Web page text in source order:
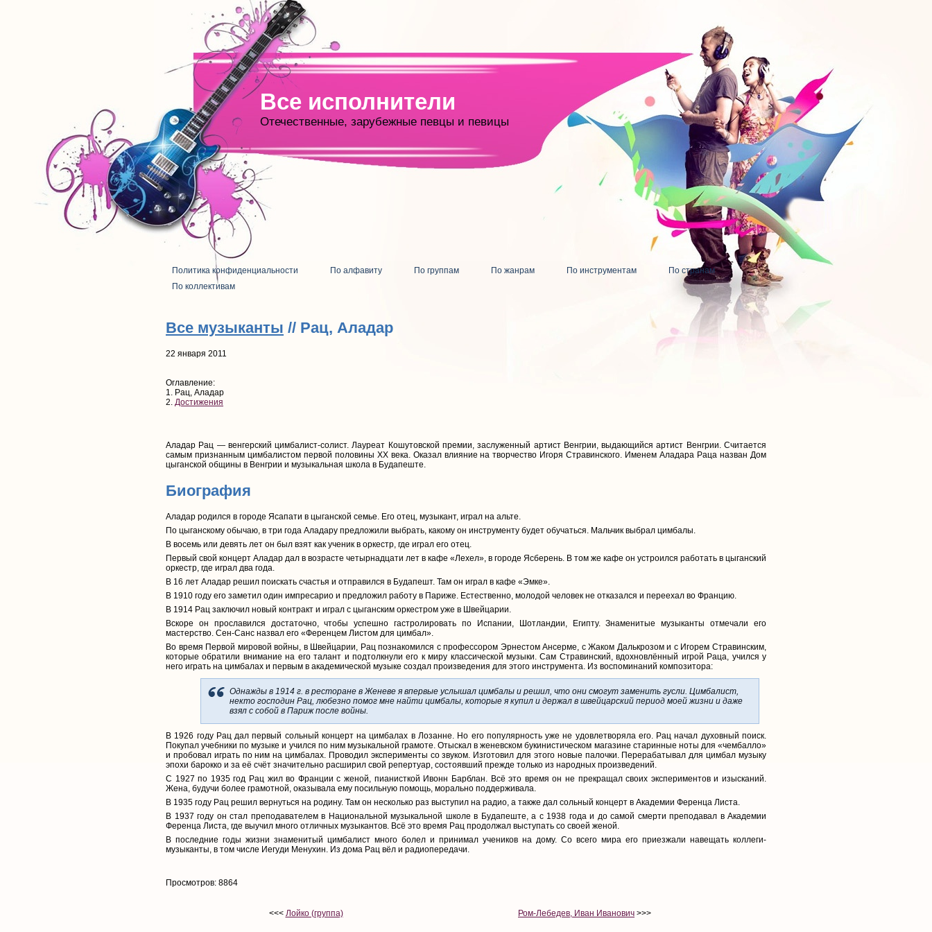
Все исполнители
Отечественные, зарубежные певцы и певицы
Политика конфиденциальности По алфавиту По группам По жанрам По инструментам
По странам
По коллективам
Все музыканты // Рац, Аладар
22 января 2011
Оглавление:
1. Рац, Аладар
2. Достижения
Аладар Рац — венгерский цимбалист-солист. Лауреат Кошутовской премии, заслуженный артист Венгрии, выдающийся артист Венгрии. Считается
самым признанным цимбалистом первой половины XX века. Оказал влияние на творчество Игоря Стравинского. Именем Аладара Раца назван Дом
цыганской общины в Венгрии и музыкальная школа в Будапеште.
Биография
Аладар родился в городе Ясапати в цыганской семье. Его отец, музыкант, играл на альте.
По цыганскому обычаю, в три года Аладару предложили выбрать, какому он инструменту будет обучаться. Мальчик выбрал цимбалы.
В восемь или девять лет он был взят как ученик в оркестр, где играл его отец.
Первый свой концерт Аладар дал в возрасте четырнадцати лет в кафе «Лехел», в городе Ясберень. В том же кафе он устроился работать в цыганский
оркестр, где играл два года.
В 16 лет Аладар решил поискать счастья и отправился в Будапешт. Там он играл в кафе «Эмке».
В 1910 году его заметил один импресарио и предложил работу в Париже. Естественно, молодой человек не отказался и переехал во Францию.
В 1914 Рац заключил новый контракт и играл с цыганским оркестром уже в Швейцарии.
Вскоре он прославился достаточно, чтобы успешно гастролировать по Испании, Шотландии, Египту. Знаменитые музыканты отмечали его
мастерство. Сен-Санс назвал его «Ференцем Листом для цимбал».
Во время Первой мировой войны, в Швейцарии, Рац познакомился с профессором Эрнестом Ансерме, с Жаком Далькрозом и с Игорем Стравинским,
которые обратили внимание на его талант и подтолкнули его к миру классической музыки. Сам Стравинский, вдохновлённый игрой Раца, учился у
него играть на цимбалах и первым в академической музыке создал произведения для этого инструмента. Из воспоминаний композитора:
Однажды в 1914 г. в ресторане в Женеве я впервые услышал цимбалы и решил, что они смогут заменить гусли. Цимбалист,
некто господин Рац, любезно помог мне найти цимбалы, которые я купил и держал в швейцарский период моей жизни и даже
взял с собой в Париж после войны.
В 1926 году Рац дал первый сольный концерт на цимбалах в Лозанне. Но его популярность уже не удовлетворяла его. Рац начал духовный поиск.
Покупал учебники по музыке и учился по ним музыкальной грамоте. Отыскал в женевском букинистическом магазине старинные ноты для «чембалло»
и пробовал играть по ним на цимбалах. Проводил эксперименты со звуком. Изготовил для этого новые палочки. Перерабатывал для цимбал музыку
эпохи барокко и за её счёт значительно расширил свой репертуар, состоявший прежде только из народных произведений.
С 1927 по 1935 год Рац жил во Франции с женой, пианисткой Ивонн Барблан. Всё это время он не прекращал своих экспериментов и изысканий.
Жена, будучи более грамотной, оказывала ему посильную помощь, морально поддерживала.
В 1935 году Рац решил вернуться на родину. Там он несколько раз выступил на радио, а также дал сольный концерт в Академии Ференца Листа.
В 1937 году он стал преподавателем в Национальной музыкальной школе в Будапеште, а с 1938 года и до самой смерти преподавал в Академии
Ференца Листа, где выучил много отличных музыкантов. Всё это время Рац продолжал выступать со своей женой.
В последние годы жизни знаменитый цимбалист много болел и принимал учеников на дому. Со всего мира его приезжали навещать коллеги-
музыканты, в том числе Иегуди Менухин. Из дома Рац вёл и радиопередачи.
Просмотров: 8864
<<< Лойко (группа) Ром-Лебедев, Иван Иванович >>>